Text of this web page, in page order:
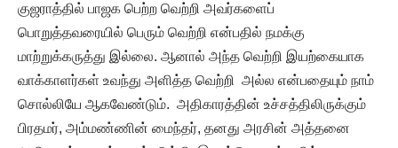
குஜராத்தில் பாஜக பெற்ற வெற்றி அவர்களைப்
பொறுத்தவரையில் பெரும் வெற்றி என்பதில் நமக்கு
மாற்றுக்கருத்து இல்லை. ஆனால் அந்த வெற்றி இயற்கையாக
வாக்காளர்கள் உவந்து அளித்த வெற்றி அல்ல என்பதையும் நாம்
சொல்லியே ஆகவேண்டும். அதிகாரத்தின் உச்சத்திலிருக்கும்
பிரதமர், அம்மண்ணின் மைந்தர், தனது அரசின் அத்தனை